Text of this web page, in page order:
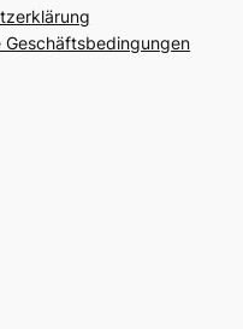
Geschäftsbedingungen